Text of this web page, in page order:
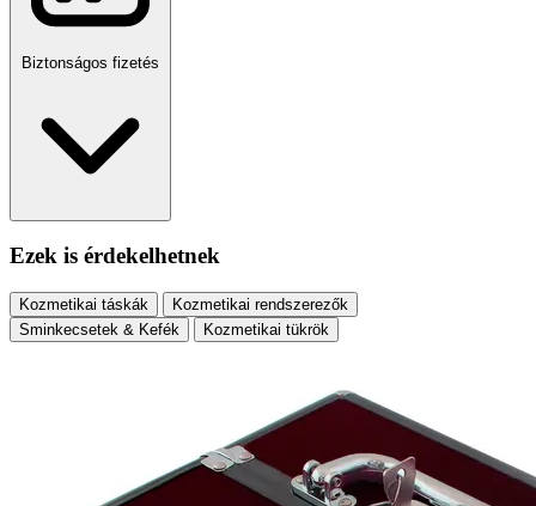
Biztonságos fizetés
Ezek is érdekelhetnek
Kozmetikai táskák
Kozmetikai rendszerezők
Sminkecsetek & Kefék
Kozmetikai tükrök